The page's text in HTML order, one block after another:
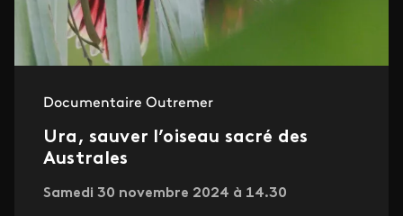
Documentaire Outremer
Ura, sauver l’oiseau sacré des
Australes
Samedi 30 novembre 2024 à 14.30